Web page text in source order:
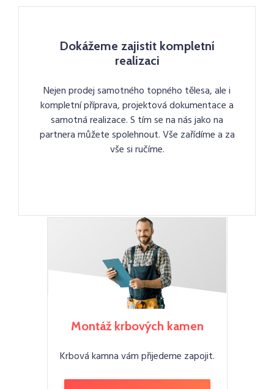
Dokážeme zajistit kompletní
realizaci
Nejen prodej samotného topného tělesa, ale i
kompletní příprava, projektová dokumentace a
samotná realizace. S tím se na nás jako na
partnera můžete spolehnout. Vše zařídíme a za
vše si ručíme.
Montáž krbových kamen
Krbová kamna vám přijedeme zapojit.